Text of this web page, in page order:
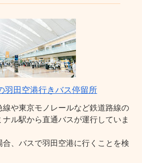
羽田空港行きバス停留所
や東京モノレールなど鉄道路線の
ル駅から直通バスが運行していま
、バスで羽田空港に行くことを検